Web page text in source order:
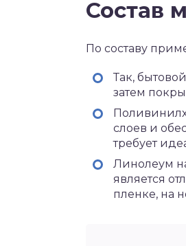
Состав
По составу
Так,
затем
слоев и
требует
Линолеум
является
пленке, на